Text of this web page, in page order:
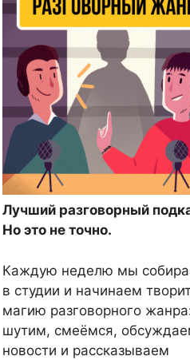
Лучший разговорный
Но это не точно.
Каждую неделю мы
в студии и начинаем
магию разговорного
шутим, смеёмся,
новости и рассказываем